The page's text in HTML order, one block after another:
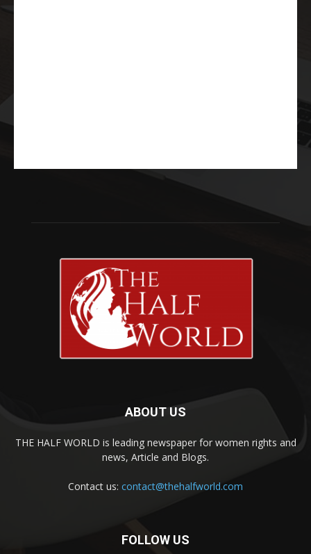
ABOUT US
THE HALF WORLD is leading newspaper for women rights and
news, Article and Blogs.
Contact us: contact@thehalfworld.com
FOLLOW US